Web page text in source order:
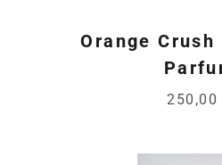
Orange
250,00